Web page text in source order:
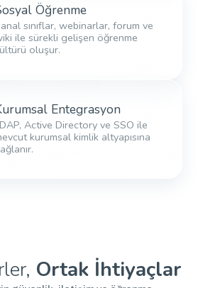
Öğrenme
sınıflar, webinarlar, forum ve
ile sürekli gelişen öğrenme
oluşur.
Entegrasyon
Active Directory ve SSO ile
kurumsal kimlik altyapısına
Ortak İhtiyaçlar